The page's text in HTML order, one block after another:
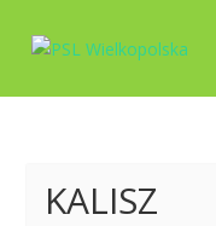
KALISZ